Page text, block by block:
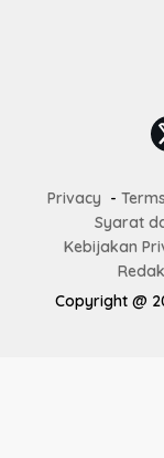
Privacy
Syarat
Kebijakan
Copyright @